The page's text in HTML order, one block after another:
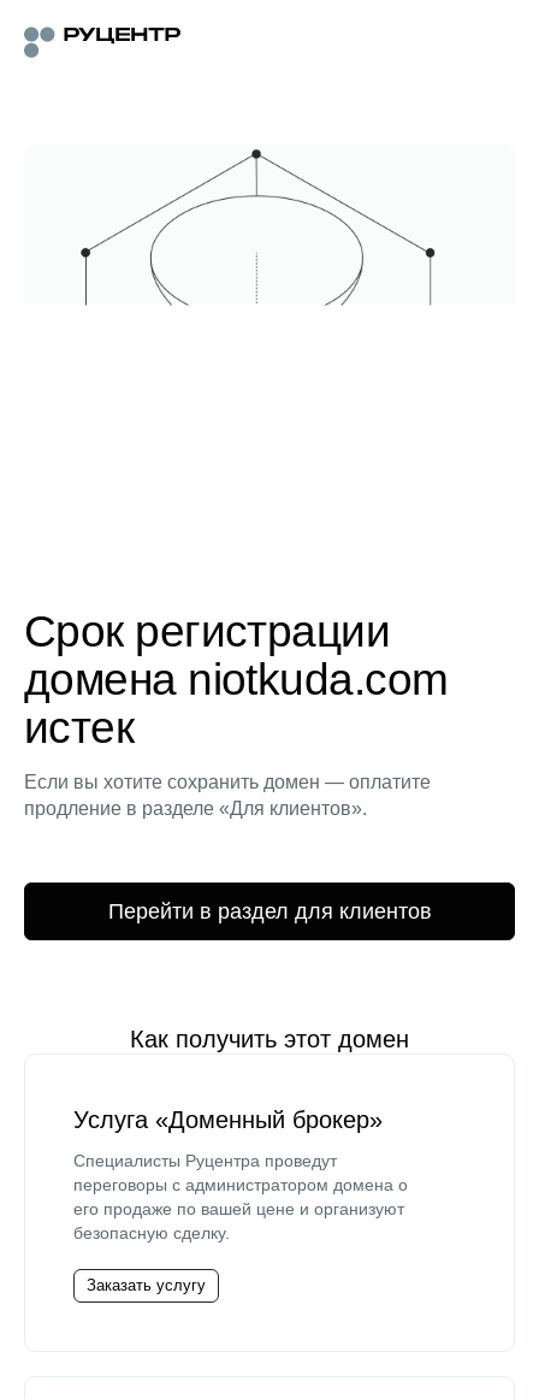
Срок регистрации
домена niotkuda.com
истек
Если вы хотите сохранить домен — оплатите
продление в разделе «Для клиентов».
Перейти в раздел для клиентов
Как получить этот домен
Услуга «Доменный брокер»
Специалисты Руцентра проведут
переговоры с администратором домена о
его продаже по вашей цене и организуют
безопасную сделку.
Заказать услугу